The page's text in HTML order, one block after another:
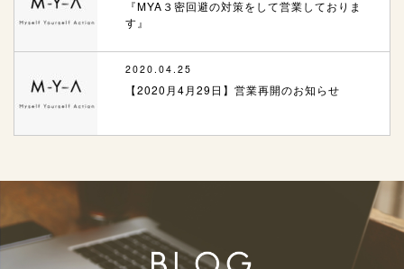
『MYA３密回避の対策をして営業しておりま
す』
2020.04.25
【2020月4月29日】営業再開のお知らせ